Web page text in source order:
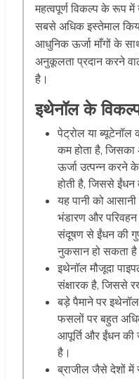
महत्वपूर्ण विकल्प के रूप
सबसे अधिक इस्तेमाल
आधुनिक ऊर्जा माँगों के
अनुकूलता प्रदान करने वाले
है।
इथेनॉल के
पेट्रोल या ब्यूटेनॉल
कम होता है, जिसका
ऊर्जा उत्पन्न करने
होती है, जिससे ईंधन
यह पानी को
भंडारण और
संदूषण से ईंधन की
नुकसान हो सकता
इथेनॉल मौजूदा
संक्षारक है, जिससे
बड़े पैमाने पर
फसलों पर बहुत
आपूर्ति और ईंधन की
है।
ब्राजील जैसे देशों में